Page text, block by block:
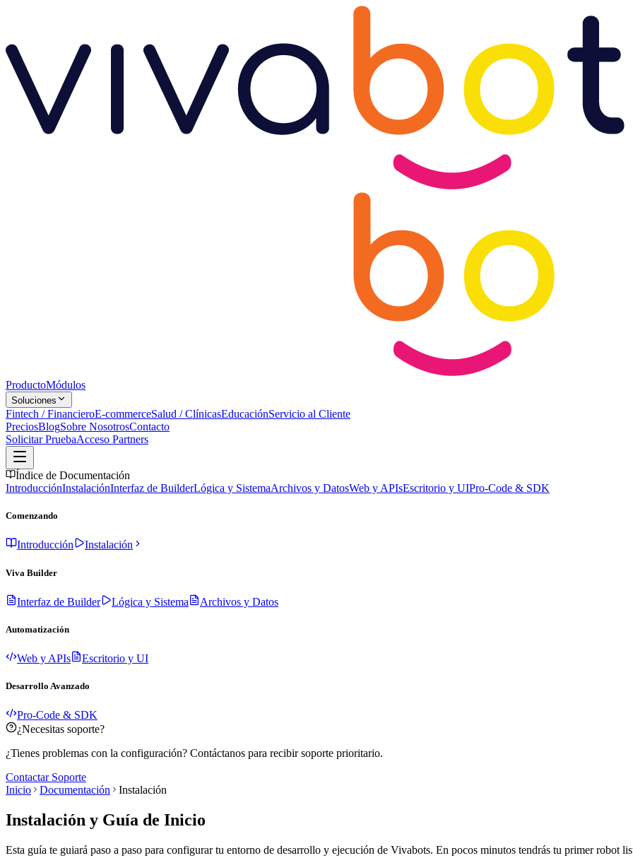
ProductoMódulos
Soluciones
Fintech / FinancieroE-commerceSalud / ClínicasEducaciónServicio al Cliente
PreciosBlogSobre NosotrosContacto
Solicitar PruebaAcceso Partners
Índice de Documentación
IntroducciónInstalaciónInterfaz de BuilderLógica y SistemaArchivos y DatosWeb y APIsEscritorio y UIPro-Code & SDK
Comenzando
Introducción Instalación
Viva Builder
Interfaz de Builder Lógica y Sistema Archivos y Datos
Automatización
Web y APIs Escritorio y UI
Desarrollo Avanzado
Pro-Code & SDK
¿Necesitas soporte?
¿Tienes problemas con la configuración? Contáctanos para recibir soporte prioritario.
Contactar Soporte
Inicio
Documentación Instalación
Instalación y Guía de Inicio
Esta guía te guiará paso a paso para configurar tu entorno de desarrollo y ejecución de Vivabots. En pocos minutos tendrás tu primer robot